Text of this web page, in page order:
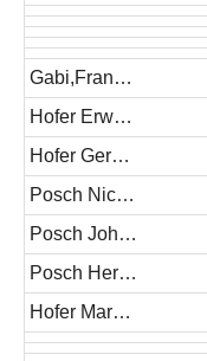
Gabi,Fran…
Hofer Erw…
Hofer Ger…
Posch Nic…
Posch Joh…
Posch Her…
Hofer Mar…